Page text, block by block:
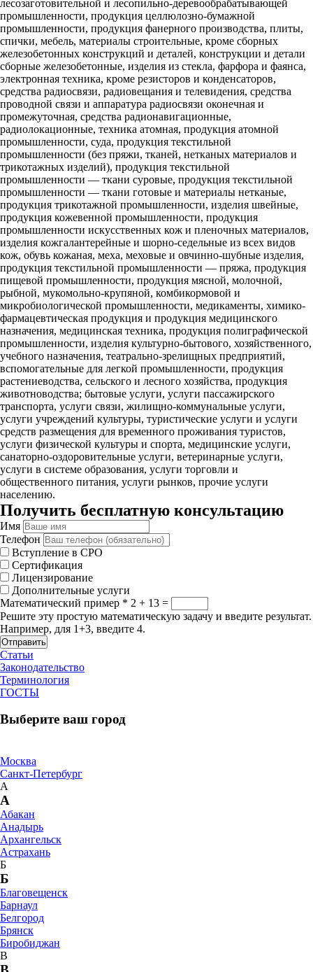
лесозаготовительной и лесопильно-деревообрабатывающей
промышленности, продукция целлюлозно-бумажной
промышленности, продукция фанерного производства, плиты,
спички, мебель, материалы строительные, кроме сборных
железобетонных конструкций и деталей, конструкции и детали
сборные железобетонные, изделия из стекла, фарфора и фаянса,
электронная техника, кроме резисторов и конденсаторов,
средства радиосвязи, радиовещания и телевидения, средства
проводной связи и аппаратура радиосвязи оконечная и
промежуточная, средства радионавигационные,
радиолокационные, техника атомная, продукция атомной
промышленности, суда, продукция текстильной
промышленности (без пряжи, тканей, нетканых материалов и
трикотажных изделий), продукция текстильной
промышленности — ткани суровые, продукция текстильной
промышленности — ткани готовые и материалы нетканые,
продукция трикотажной промышленности, изделия швейные,
продукция кожевенной промышленности, продукция
промышленности искусственных кож и пленочных материалов,
изделия кожгалантерейные и шорно-седельные из всех видов
кож, обувь кожаная, меха, меховые и овчинно-шубные изделия,
продукция текстильной промышленности — пряжа, продукция
пищевой промышленности, продукция мясной, молочной,
рыбной, мукомольно-крупяной, комбикормовой и
микробиологической промышленности, медикаменты, химико-
фармацевтическая продукция и продукция медицинского
назначения, медицинская техника, продукция полиграфической
промышленности, изделия культурно-бытового, хозяйственного,
учебного назначения, театрально-зрелищных предприятий,
вспомогательные для легкой промышленности, продукция
растениеводства, сельского и лесного хозяйства, продукция
животноводства; бытовые услуги, услуги пассажирского
транспорта, услуги связи, жилищно-коммунальные услуги,
услуги учреждений культуры, туристические услуги и услуги
средств размещения для временного проживания туристов,
услуги физической культуры и спорта, медицинские услуги,
санаторно-оздоровительные услуги, ветеринарные услуги,
услуги в системе образования, услуги торговли и
общественного питания, услуги рынков, прочие услуги
населению.
Получить бесплатную консультацию
Имя
Телефон
Вступление в СРО
Сертификация
Лицензирование
Дополнительные услуги
Математический пример * 2 + 13 =
Решите эту простую математическую задачу и введите результат.
Например, для 1+3, введите 4.
Отправить
Статьи
Законодательство
Терминология
ГОСТЫ
Выберите ваш город
Москва
Санкт-Петербург
А
А
Абакан
Анадырь
Архангельск
Астрахань
Б
Б
Благовещенск
Барнаул
Белгород
Брянск
Биробиджан
В